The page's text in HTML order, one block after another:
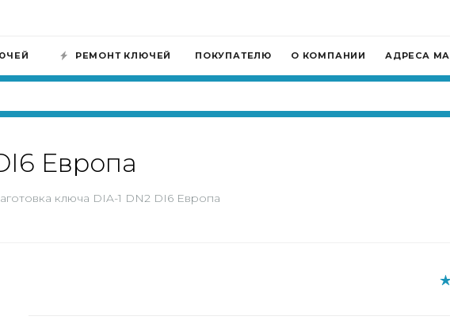
РЕМОНТ КЛЮЧЕЙ ПОКУПАТЕЛЮ О КОМПАНИИ АДРЕСА
Европа
ключа DIA-1 DN2 DI6 Европа